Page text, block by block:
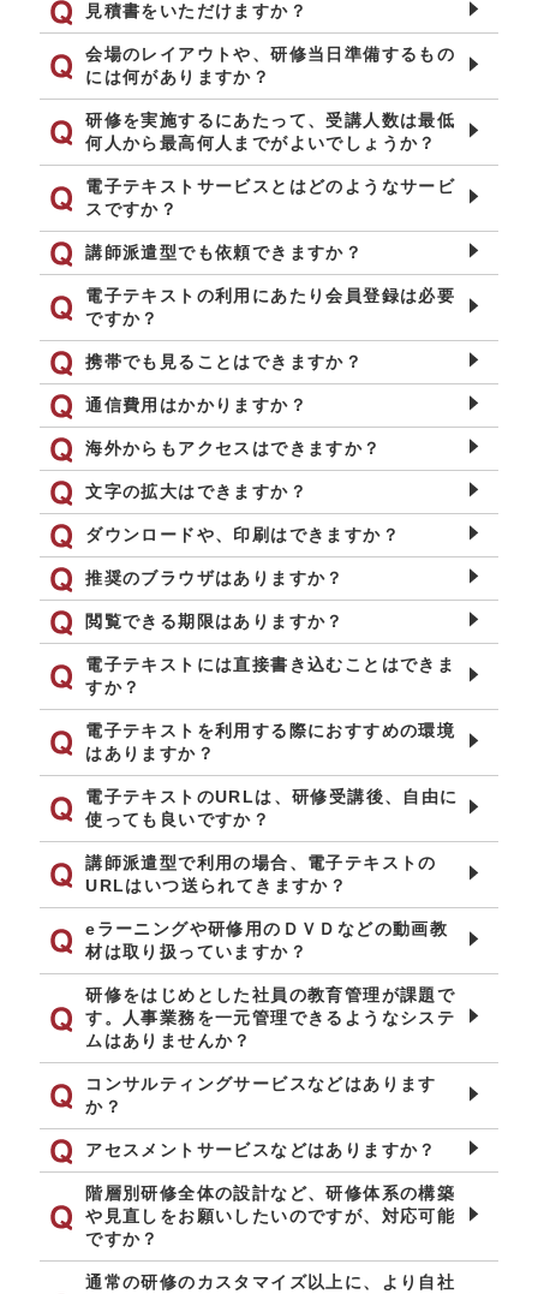
見積書をいただけますか？
会場のレイアウトや、研修当日準備するもの
には何がありますか？
研修を実施するにあたって、受講人数は最低
何人から最高何人までがよいでしょうか？
電子テキストサービスとはどのようなサービ
スですか？
講師派遣型でも依頼できますか？
電子テキストの利用にあたり会員登録は必要
ですか？
携帯でも見ることはできますか？
通信費用はかかりますか？
海外からもアクセスはできますか？
文字の拡大はできますか？
ダウンロードや、印刷はできますか？
推奨のブラウザはありますか？
閲覧できる期限はありますか？
電子テキストには直接書き込むことはできま
すか？
電子テキストを利用する際におすすめの環境
はありますか？
電子テキストのURLは、研修受講後、自由に
使っても良いですか？
講師派遣型で利用の場合、電子テキストの
URLはいつ送られてきますか？
eラーニングや研修用のＤＶＤなどの動画教
材は取り扱っていますか？
研修をはじめとした社員の教育管理が課題で
す。人事業務を一元管理できるようなシステ
ムはありませんか？
コンサルティングサービスなどはあります
か？
アセスメントサービスなどはありますか？
階層別研修全体の設計など、研修体系の構築
や見直しをお願いしたいのですが、対応可能
ですか？
通常の研修のカスタマイズ以上に、より自社